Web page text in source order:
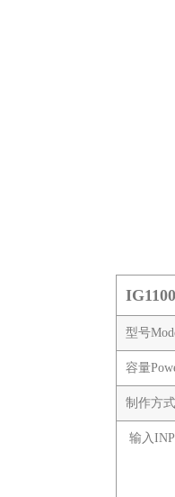
型号
容量
制作方
输入